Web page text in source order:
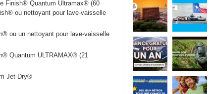
Finish® Quantum Ultramax® (60
ou nettoyant pour lave-vaisselle
ou un nettoyant pour lave-vaisselle
Quantum ULTRAMAX® (21
Jet-Dry®